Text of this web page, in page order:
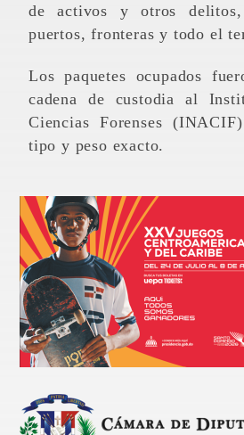
de activos y otros delitos,
puertos, fronteras y todo el
Los paquetes ocupados fueron enviados bajo
cadena de custodia al
Ciencias Forenses
tipo y peso exacto.